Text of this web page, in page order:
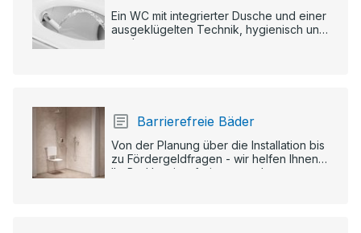
Ein WC mit integrierter Dusche und einer
ausgeklügelten Technik, hygienisch und
modern.
Barrierefreie Bäder
Von der Planung über die Installation bis
zu Fördergeldfragen - wir helfen Ihnen,
Ihr Bad barrierefrei zu gestalten.